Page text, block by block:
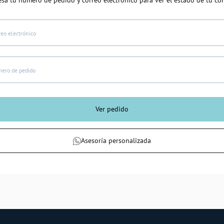
electrónico
de pedido
Ver pedido
Asesoría personalizada